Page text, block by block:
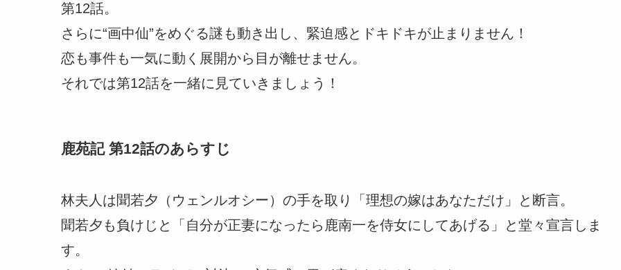
第12話。
さらに“画中仙”をめぐる謎も動き出し、緊迫感とドキドキが止まりません！
恋も事件も一気に動く展開から目が離せません。
それでは第12話を一緒に見ていきましょう！
鹿苑記 第12話のあらすじ
林夫人は聞若夕（ウェンルオシー）の手を取り「理想の嫁はあなただけ」と断言。
聞若夕も負けじと「自分が正妻になったら鹿南一を侍女にしてあげる」と堂々宣言しま
す。